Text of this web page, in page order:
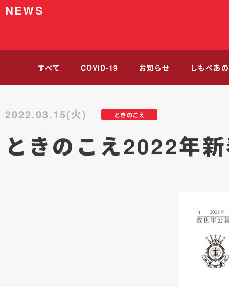
NEWS
すべて COVID-19 お知らせ しもべあ
ときのこえ
2022.03.15(火)
ときのこえ2022年